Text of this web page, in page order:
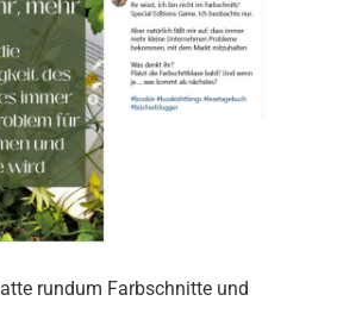
rundum Farbschnitte und